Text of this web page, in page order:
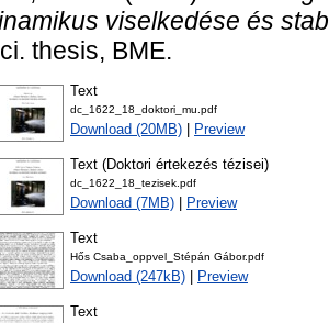
viselkedése és
thesis, BME.
Text
dc_1622_18_doktori_mu.pdf
Download (20MB) Preview
Text (Doktori értekezés tézisei)
dc_1622_18_tezisek.pdf
Download (7MB) Preview
Text
Hős Csaba_oppvel_Stépán Gábor.pdf
Download (247kB) Preview
Text